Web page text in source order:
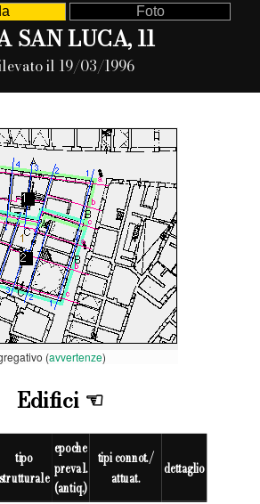
Foto
SAN LUCA, 11
il 19/03/1996
(avvertenze)
Edifici
tipo
strutturale
epoche
preval.
(antiq.)
tipi connot./
attuat.
dettaglio